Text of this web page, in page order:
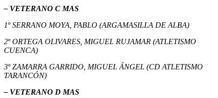
– VETERANO C MAS
1º SERRANO MOYA, PABLO (ARGAMASILLA DE ALBA)
2º ORTEGA OLIVARES, MIGUEL RUJAMAR (ATLETISMO
CUENCA)
3º ZAMARRA GARRIDO, MIGUEL ÁNGEL (CD ATLETISMO
TARANCÓN)
– VETERANO D MAS